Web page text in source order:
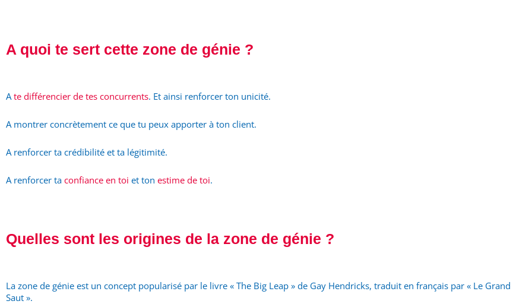
A quoi te sert cette zone de génie ?
Ate différencier de tes concurrents. Et ainsi renforcer ton unicité.
A montrer concrètement ce que tu peux apporter à ton client.
A renforcer ta crédibilité et ta légitimité.
A renforcer ta confiance en toi et ton estime de toi.
Quelles sont les origines de la zone de génie ?
La zone de génie est un concept popularisé par le livre « The Big Leap » de Gay Hendricks, traduit en français par « Le Grand
Saut ».